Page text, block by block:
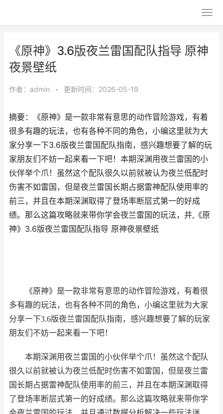
《原神》3.6版夜兰雷国配队指导 原神
夜景壁纸
作者： admin • 更新时间：2026-05-19
摘要：《原神》是一款非常有意思的动作冒险游戏，有着
很多有趣的玩法，也有各种不同的角色，小编这里就为大
家分享一下3.6版夜兰雷国配队指南，感兴趣想要了解的玩
家朋友们不妨一起来看一下吧！本期深渊用夜兰雷国的小
伙伴举个爪！虽然这个配队很久以前就被认为夜兰低配时
伤害不如雷国，但是夜兰雷国长期占据雷神配队使用率的
前三，并且在本期深渊取得了登场率断层式第一的好成
绩。那么这篇攻略就来带你学会夜兰雷国的玩法，并,《原
神》3.6版夜兰雷国配队指导 原神夜景壁纸
《原神》是一款非常有意思的动作冒险游戏，有着很
多有趣的玩法，也有各种不同的角色，小编这里就为大家
分享一下3.6版夜兰雷国配队指南，感兴趣想要了解的玩家
朋友们不妨一起来看一下吧！
本期深渊用夜兰雷国的小伙伴举个爪！虽然这个配队
很久以前就被认为夜兰低配时伤害不如雷国，但是夜兰雷
国长期占据雷神配队使用率的前三，并且在本期深渊取得
了登场率断层式第一的好成绩。那么这篇攻略就来带你学